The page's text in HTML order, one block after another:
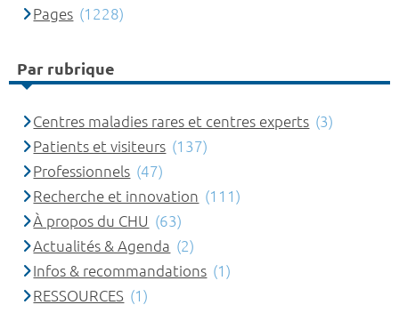
Pages (1228)
Par rubrique
Centres maladies rares et centres experts (3)
Patients et visiteurs (137)
Professionnels (47)
Recherche et innovation (111)
À propos du CHU (63)
Actualités & Agenda (2)
Infos & recommandations (1)
RESSOURCES (1)